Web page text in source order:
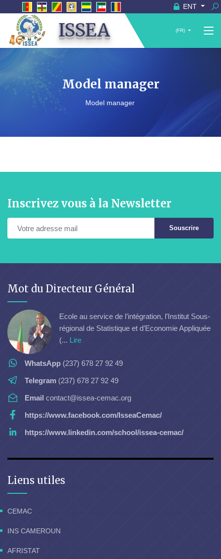
ENT
ISSEA (FR)
Model manager
Model manager
Inscrivez vous à la Newsletter
Souscrire
Mot du Directeur Général
Ecole au service de l’intégration, l’Institut Sous-
régional de Statistique et d’Economie Appliquée
(... Lire
WhatsApp (237) 678 27 92 49
Telegram (237) 678 27 92 49
Email contact@issea-cemac.org
https://www.facebook.com/IsseaCemac/
https://www.linkedin.com/school/issea-cemac/
Liens utiles
CEMAC
INS CAMEROUN
AFRISTAT